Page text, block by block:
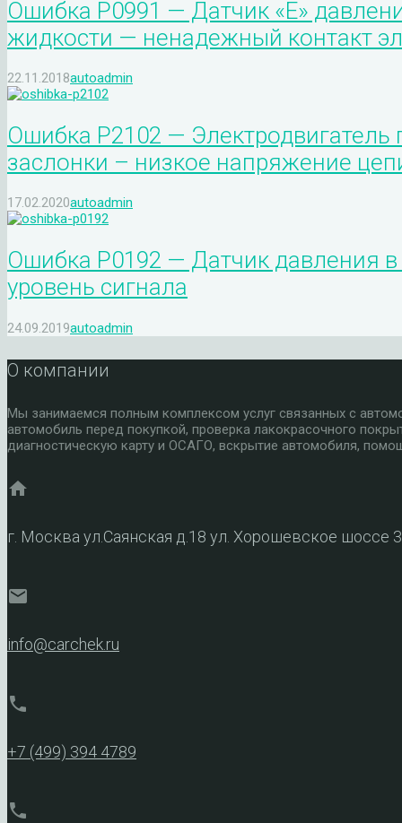
Ошибка P0991 — Датчик «E»
жидкости — ненадежный контакт
22.11.2018autoadmin
Ошибка P2102 — Электродвигатель
заслонки – низкое напряжение
17.02.2020autoadmin
Ошибка P0192 — Датчик давления
уровень сигнала
24.09.2019autoadmin
О компании
Мы занимаемся полным комплексом услуг связанных с
автомобиль перед покупкой, проверка лакокрасочного
диагностическую карту и ОСАГО, вскрытие автомобиля,
home
г. Москва ул.Саянская д.18 ул. Хорошевское шоссе
mail
info@carchek.ru
phone
+7 (499) 394 4789
phone